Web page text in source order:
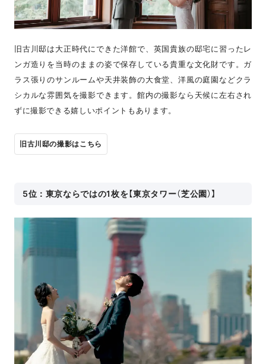
旧古川邸は大正時代にできた洋館で、英国貴族の邸宅に習ったレ
ンガ造りを当時のままの姿で保存している貴重な文化財です。ガ
ラス張りのサンルームや天井装飾の大食堂、洋風の庭園などクラ
シカルな雰囲気を撮影できます。館内の撮影なら天候に左右され
ずに撮影できる嬉しいポイントもあります。
旧古川邸の撮影はこちら
5位：東京ならではの1枚を【東京タワー（芝公園）】